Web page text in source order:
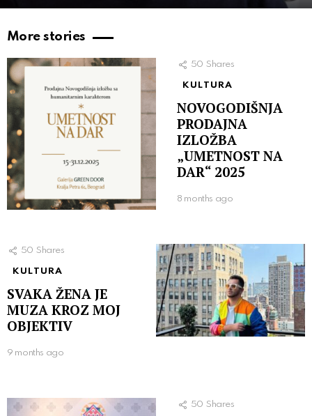
More stories
50 Shares
KULTURA
NOVOGODIŠNJA
PRODAJNA
IZLOŽBA
„UMETNOST NA
DAR“ 2025
8 months ago
50 Shares
KULTURA
SVAKA ŽENA JE
MUZA KROZ MOJ
OBJEKTIV
9 months ago
50 Shares